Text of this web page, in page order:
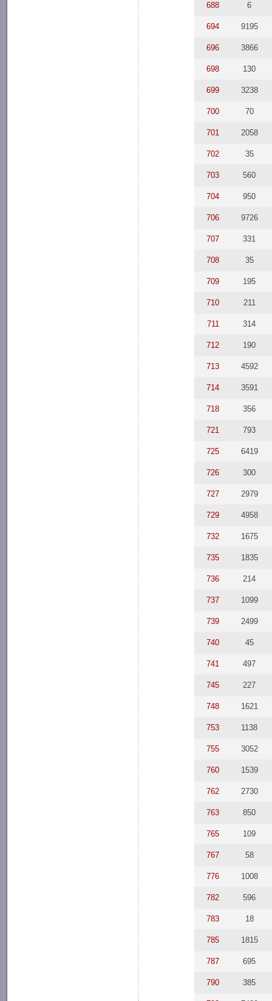
688 6
694 9195
696 3866
698 130
699 3238
700 70
701 2058
702 35
703 560
704 950
706 9726
707 331
708 35
709 195
710 211
711 314
712 190
713 4592
714 3591
718 356
721 793
725 6419
726 300
727 2979
729 4958
732 1675
735 1835
736 214
737 1099
739 2499
740 45
741 497
745 227
748 1621
753 1138
755 3052
760 1539
762 2730
763 850
765 109
767 58
776 1008
782 596
783 18
785 1815
787 695
790 385